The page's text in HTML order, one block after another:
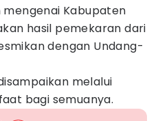
Kabupaten
hasil pemekaran dari
dengan Undang-
melalui
bagi semuanya.